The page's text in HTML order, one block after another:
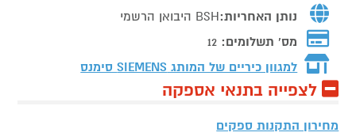
נותן האחריות:BSH היבואן הרשמי
מס' תשלומים: 12
למגוון כיריים של המותג SIEMENS סימנס
לצפייה בתנאי אספקה
מחירון התקנות ספקים